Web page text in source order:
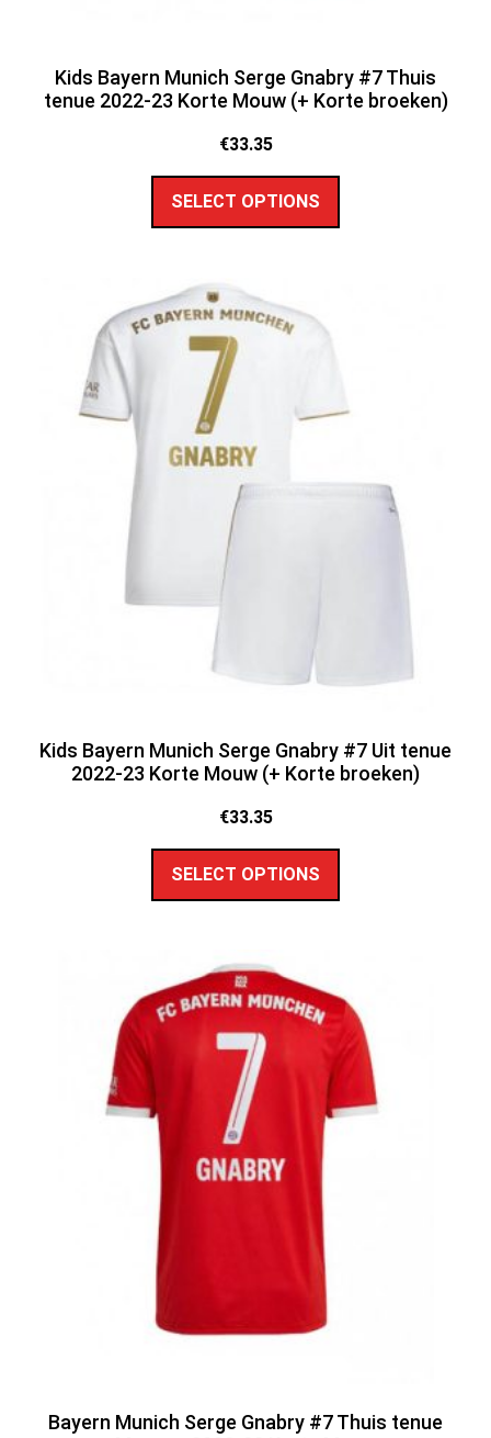
Kids Bayern Munich Serge Gnabry #7 Thuis
tenue 2022-23 Korte Mouw (+ Korte broeken)
€33.35
SELECT OPTIONS
Kids Bayern Munich Serge Gnabry #7 Uit tenue
2022-23 Korte Mouw (+ Korte broeken)
€33.35
SELECT OPTIONS
Bayern Munich Serge Gnabry #7 Thuis tenue